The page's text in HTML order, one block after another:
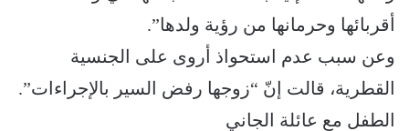
أقربائها وحرمانها من رؤية ولدها”.
وعن سبب عدم استحواذ أروى على الجنسية
القطرية، قالت إنّ “زوجها رفض السير بالإجراءات”.
الطفل مع عائلة الجاني